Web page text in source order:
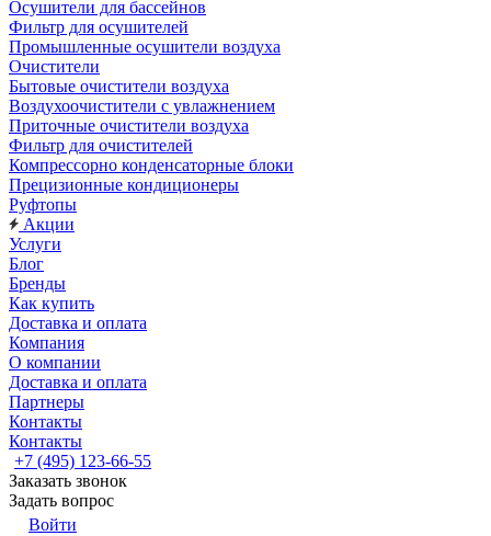
Осушители для бассейнов
Фильтр для осушителей
Промышленные осушители воздуха
Очистители
Бытовые очистители воздуха
Воздухоочистители с увлажнением
Приточные очистители воздуха
Фильтр для очистителей
Компрессорно конденсаторные блоки
Прецизионные кондиционеры
Руфтопы
Акции
Услуги
Блог
Бренды
Как купить
Доставка и оплата
Компания
О компании
Доставка и оплата
Партнеры
Контакты
Контакты
+7 (495) 123-66-55
Заказать звонок
Задать вопрос
Войти